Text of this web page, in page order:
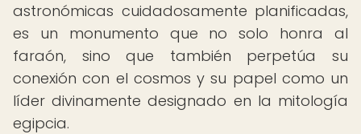
astronómicas cuidadosamente planificadas,
es un monumento que no solo honra al
faraón, sino que también perpetúa su
conexión con el cosmos y su papel como un
líder divinamente designado en la mitología
egipcia.